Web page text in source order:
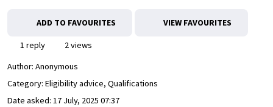
ADD TO FAVOURITES VIEW FAVOURITES
1 reply
2 views
Author: Anonymous
Category: Eligibility advice, Qualifications
Date asked: 17 July, 2025 07:37